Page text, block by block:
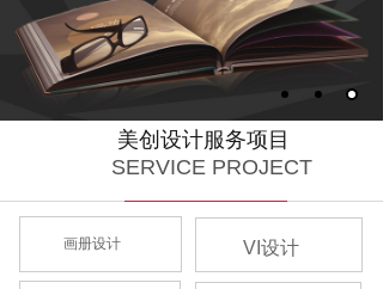
美创设计服务项目
SERVICE PROJECT
画册设计 VI设计